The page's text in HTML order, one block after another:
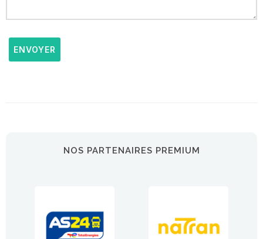
ENVOYER
NOS PARTENAIRES PREMIUM